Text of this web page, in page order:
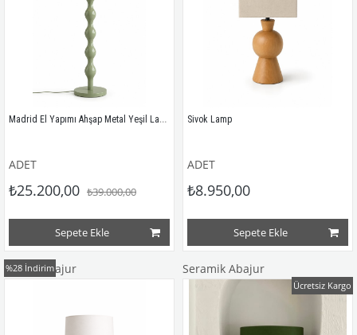
Madrid El Yapımı Ahşap Metal Yeşil Lambader
ADET
₺25.200,00 ₺39.000,00
Sepete Ekle
Sivok Lamp
ADET
₺8.950,00
Sepete Ekle
Ahşap Abajur
%28 İndirim Seramik Abajur
Ücretsiz Kargo